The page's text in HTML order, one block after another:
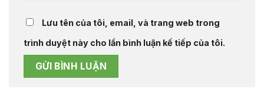
Lưu tên của tôi, email, và trang web trong
trình duyệt này cho lần bình luận kế tiếp của tôi.